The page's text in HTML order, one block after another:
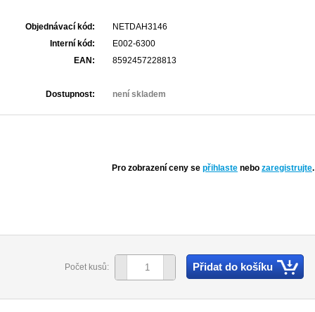
Objednávací kód:
NETDAH3146
Interní kód:
E002-6300
EAN:
8592457228813
Dostupnost: není skladem
Pro zobrazení ceny se přihlaste nebo zaregistrujte.
Počet kusů: Přidat do košíku